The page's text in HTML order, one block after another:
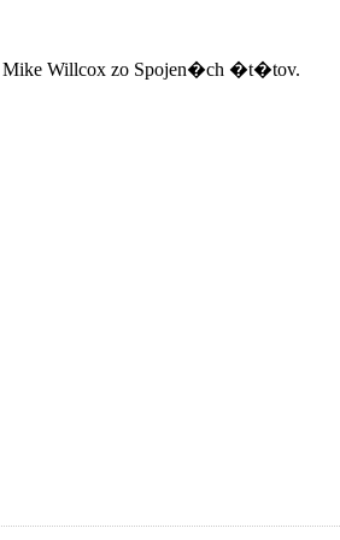
Willcox zo Spojen�ch �t�tov.